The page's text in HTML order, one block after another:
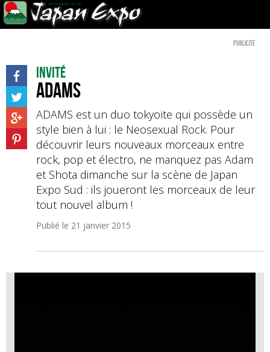
Publicité
Invité
ADAMS
ADAMS est un duo tokyoïte qui possède un
style bien à lui : le Neosexual Rock. Pour
découvrir leurs nouveaux morceaux entre
rock, pop et électro, ne manquez pas Adam
et Shota dimanche sur la scène de Japan
Expo Sud : ils joueront les morceaux de leur
tout nouvel album !
Publié le 21 janvier 2015